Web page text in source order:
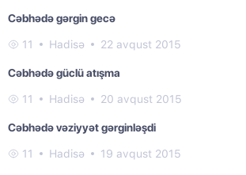
Cəbhədə gərgin gecə
11 Hadisə 22 avqust 2015
Cəbhədə güclü atışma
11 Hadisə 20 avqust 2015
Cəbhədə vəziyyət gərginləşdi
11 Hadisə 19 avqust 2015